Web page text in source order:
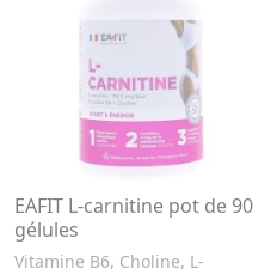
EAFIT L-carnitine pot de 90
gélules
Vitamine B6, Choline, L-